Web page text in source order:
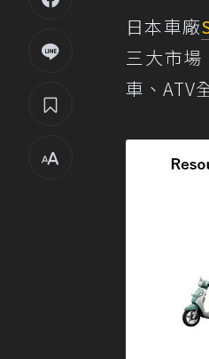
日本車廠
三大市
車、ATV